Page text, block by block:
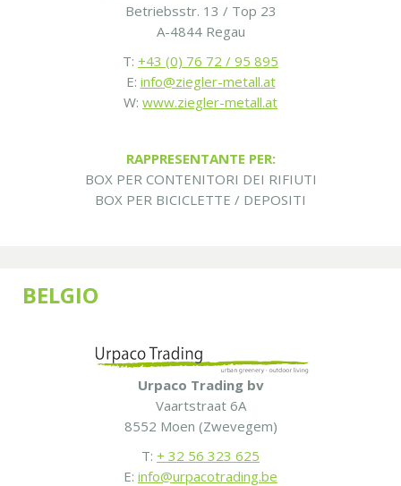
Betriebsstr. 13 / Top 23
A-4844 Regau
T: +43 (0) 76 72 / 95 895
E: info@ziegler-metall.at
W: www.ziegler-metall.at
RAPPRESENTANTE PER:
BOX PER CONTENITORI DEI RIFIUTI
BOX PER BICICLETTE / DEPOSITI
BELGIO
Urpaco Trading bv
Vaartstraat 6A
8552 Moen (Zwevegem)
T: + 32 56 323 625
E: info@urpacotrading.be